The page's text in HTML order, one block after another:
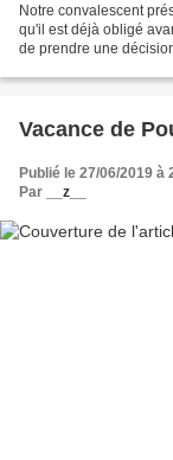
Notre convalescent
qu'il est déjà obligé
de prendre une
Vacance de
Publié le 27/06/2019 à
Par
__z__